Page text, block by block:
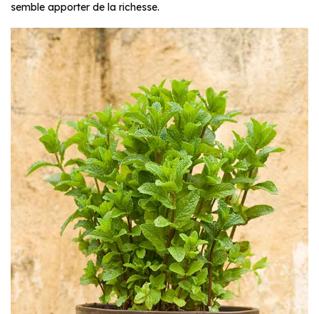
semble apporter de la richesse.